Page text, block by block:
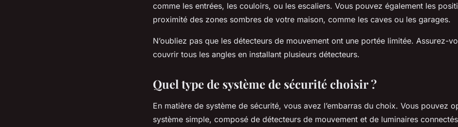
comme les entrées, les couloirs, ou les escaliers. Vous pouvez également les
proximité des zones sombres de votre maison, comme les caves ou les garages.
N’oubliez pas que les détecteurs de mouvement ont une portée limitée. Assurez-
couvrir tous les angles en installant plusieurs détecteurs.
Quel type de système de sécurité choisir ?
En matière de système de sécurité, vous avez l’embarras du choix. Vous pouvez
système simple, composé de détecteurs de mouvement et de luminaires